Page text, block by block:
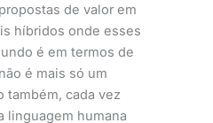
de valor em
híbridos onde esses
é em termos de
é mais só um
também, cada vez
linguagem humana